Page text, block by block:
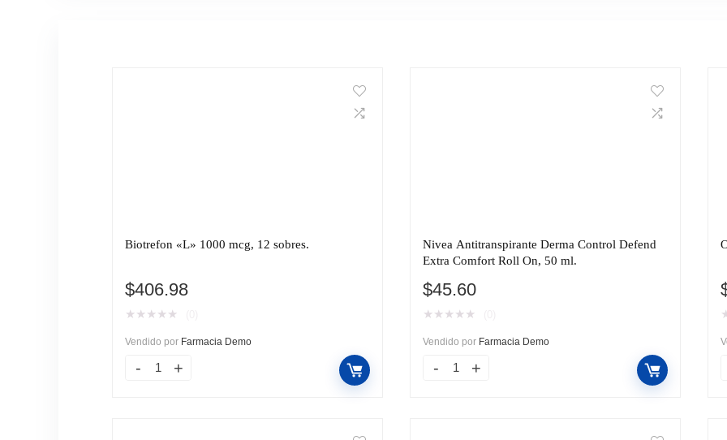
Biotrefon «L» 1000 mcg, 12 sobres.
$406.98
★ ★ ★ ★ ★
Vendido por Farmacia Demo
Nivea Antitranspirante Derma Control Defend
Extra Comfort Roll On, 50 ml.
$45.60
★ ★ ★ ★ ★
Vendido por Farmacia Demo